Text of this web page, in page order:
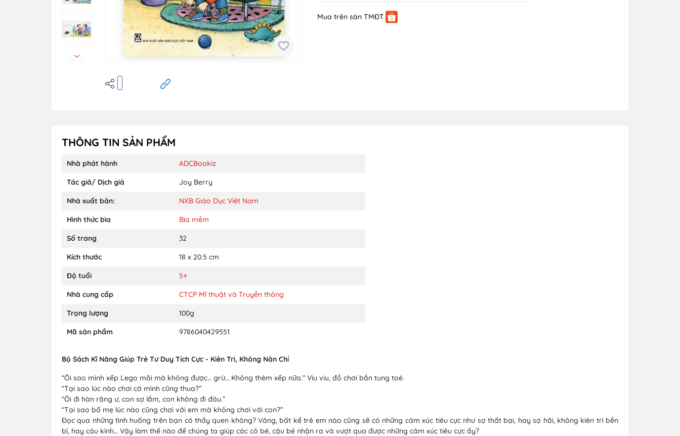
Mua trên sàn TMĐT
THÔNG TIN SẢN PHẨM
Nhà phát hành ADCBookiz
Tác giả/ Dịch giả Joy Berry
Nhà xuất bản: NXB Giáo Dục Việt Nam
Hình thức bìa Bìa mềm
Số trang 32
Kích thước 18 x 20.5 cm
Độ tuổi 5+
Nhà cung cấp CTCP Mĩ thuật và Truyền thông
Trọng lượng 100g
Mã sản phẩm 9786040429551
Bộ Sách Kĩ Năng Giúp Trẻ Tư Duy Tích Cực - Kiên Trì, Không Nản Chí
“Ôi sao mình xếp Lego mãi mà không được… grừ… Không thèm xếp nữa.” Viu viu, đồ chơi bắn tung toé.
“Tại sao lúc nào chơi cờ mình cũng thua?”
“Ôi đi hàn răng ư, con sợ lắm, con không đi đâu.”
“Tại sao bố mẹ lúc nào cũng chơi với em mà không chơi với con?”
Đọc qua những tình huống trên bạn có thấy quen không? Vâng, bất kể trẻ em nào cũng sẽ có những cảm xúc tiêu cực như sợ thất bại, hay sợ hãi, không kiên trì bền
bỉ, hay cáu kỉnh… Vậy làm thế nào để chúng ta giúp các cô bé, cậu bé nhận ra và vượt qua được những cảm xúc tiêu cực ấy?